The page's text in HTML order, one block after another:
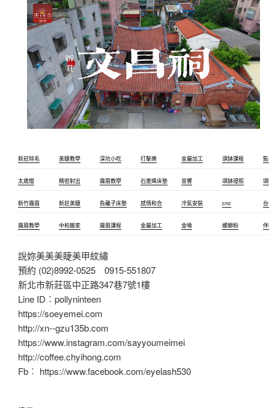
新莊除毛 美睫教學 深坑小吃 打擊樂 金屬加工 頌缽課程
太歲燈 精密射出 霧眉教學 石墨烯床墊 音響 頌缽證照
新竹霧眉 新莊美睫 負離子床墊 感情和合 冷氣安裝 cnc
霧眉教學 中和搬家 霧眉課程 金屬加工 金嗓 螺螄粉
說妳美美美睫美甲紋繡
預約 (02)8992-0525 0915-551807
新北市新莊區中正路347巷7號1樓
Line ID︰pollyninteen
https://soeyemei.com
http://xn--gzu135b.com
https://www.instagram.com/sayyoumeimei
http://coffee.chyihong.com
Fb︰ https://www.facebook.com/eyelash530